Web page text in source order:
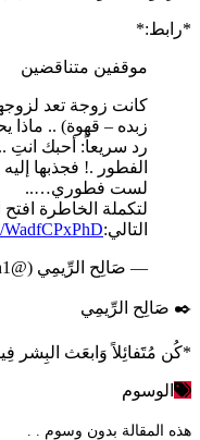
*رابط:*
موقفين متناقضين
كانت زوجة تعد
زبده – قهوة) .. ماذا
رد سريعاً: أحبك
الفطور .! فجذبها
لست فطوري…..
لتكملة الخاطرة افتح
التالي:WadfCPxPhD
— صَالِح الرِّيمِي (@alremi_saleh1)
*كُن مُتََفائِلاً وَابعَث البِشر
الوسوم
هذه المقالة بدون وسوم . .